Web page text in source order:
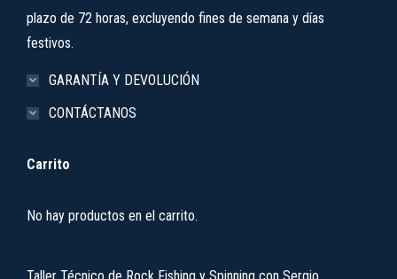
plazo de 72 horas, excluyendo fines de semana y días
festivos.
GARANTÍA Y DEVOLUCIÓN
CONTÁCTANOS
Carrito
No hay productos en el carrito.